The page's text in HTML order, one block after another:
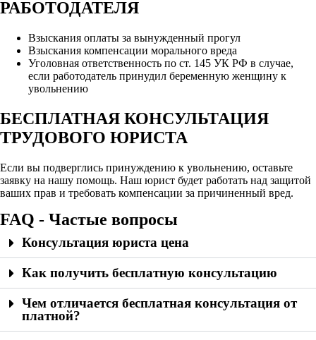
РАБОТОДАТЕЛЯ
Взыскания оплаты за вынужденный прогул
Взыскания компенсации морального вреда
Уголовная ответственность по ст. 145 УК РФ в случае,
если работодатель принудил беременную женщину к
увольнению
БЕСПЛАТНАЯ КОНСУЛЬТАЦИЯ
ТРУДОВОГО ЮРИСТА
Если вы подверглись принуждению к увольнению, оставьте
заявку на нашу помощь. Наш юрист будет работать над защитой
ваших прав и требовать компенсации за причиненный вред.
FAQ - Частые вопросы
Консультация юриста цена
Как получить бесплатную консультацию
Чем отличается бесплатная консультация от
платной?